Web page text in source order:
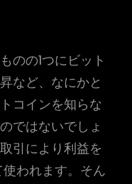
のの1つにビット
など、なにかと
コインを知らな
ではないでしょ
引により利益を
われます。そん